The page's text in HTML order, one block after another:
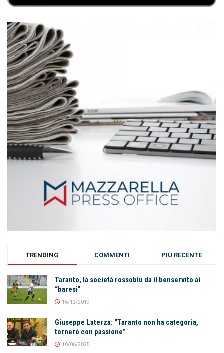
TRENDING COMMENTI PIÙ RECENTE
Taranto, la società rossoblu da il benservito ai
“baresi”
16/12/2019
Giuseppe Laterza: “Taranto non ha categoria,
tornerò con passione”
10/06/2025